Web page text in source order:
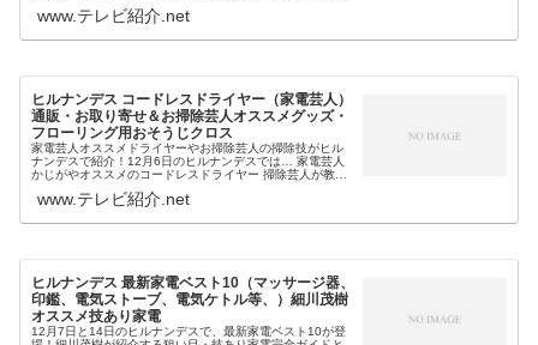
スメの夏家電10選の...
www.テレビ紹介.net
ヒルナンデス コードレスドライヤー（家電芸人）
通販・お取り寄せ＆お掃除芸人オススメグッズ・
フローリング用おそうじクロス
家電芸人オススメドライヤーやお掃除芸人の掃除技がヒル
ナンデスで紹介！12月6日のヒルナンデスでは… 家電芸人
かじがやオススメのコードレスドライヤー 掃除芸人が教え
や家電芸人がオススメする生...
www.テレビ紹介.net
ヒルナンデス 最新家電ベスト10（マッサージ器、
印鑑、電気ストーブ、電気ケトル等、）細川茂樹
オススメ技あり家電
12月7日と14日のヒルナンデスで、最新家電ベスト10が登